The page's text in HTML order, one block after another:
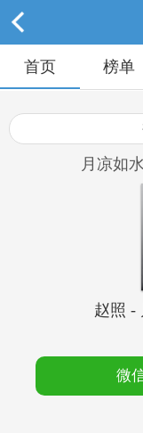
首页 榜单
月凉如
赵照 -
微